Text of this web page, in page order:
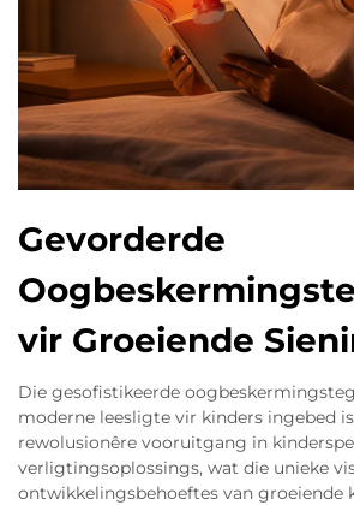
Gevorderde
vir Groeiende
Die gesofistikeerde
moderne leesligte vir kinders ingebed
rewolusionêre vooruitgang in
verligtingsoplossings, wat die unieke
ontwikkelingsbehoeftes van groeiende